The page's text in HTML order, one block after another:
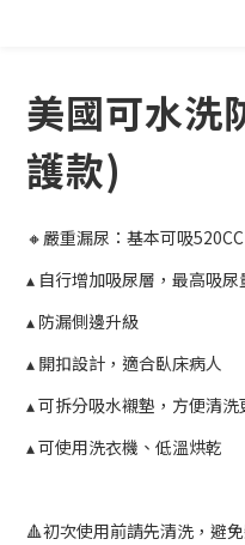
美國可水洗
護款)
🔸嚴重漏尿：基本可吸520CC
▴ 自行增加吸尿層，最高吸尿
▴ 防漏側邊升級
▴ 開扣設計，適合臥床病人
▴ 可拆分吸水襯墊，方便清洗
▴ 可使用洗衣機、低溫烘乾
🔺初次使用前請先清洗，避